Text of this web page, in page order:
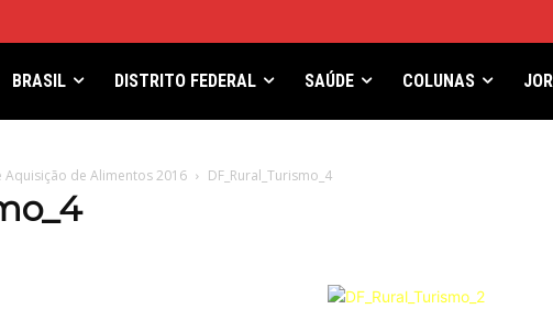
BRASIL DISTRITO FEDERAL SAÚDE COLUNAS
de Alimentos 2016 DF_Rural_Turismo_4